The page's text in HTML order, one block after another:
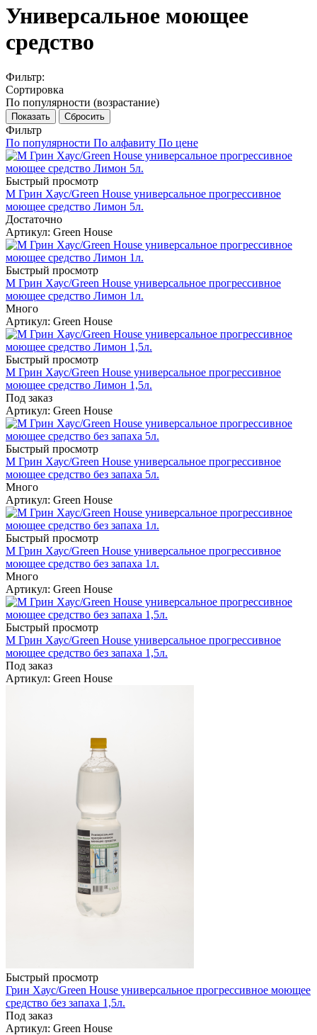
Универсальное моющее
средство
Фильтр:
Сортировка
По популярности (возрастание)
Показать Сбросить
Фильтр
По популярности По алфавиту По цене
Быстрый просмотр
М Грин Хаус/Green House универсальное прогрессивное
моющее средство Лимон 5л.
Достаточно
Артикул: Green House
Быстрый просмотр
М Грин Хаус/Green House универсальное прогрессивное
моющее средство Лимон 1л.
Много
Артикул: Green House
Быстрый просмотр
М Грин Хаус/Green House универсальное прогрессивное
моющее средство Лимон 1,5л.
Под заказ
Артикул: Green House
Быстрый просмотр
М Грин Хаус/Green House универсальное прогрессивное
моющее средство без запаха 5л.
Много
Артикул: Green House
Быстрый просмотр
М Грин Хаус/Green House универсальное прогрессивное
моющее средство без запаха 1л.
Много
Артикул: Green House
Быстрый просмотр
М Грин Хаус/Green House универсальное прогрессивное
моющее средство без запаха 1,5л.
Под заказ
Артикул: Green House
Быстрый просмотр
Грин Хаус/Green House универсальное прогрессивное моющее
средство без запаха 1,5л.
Под заказ
Артикул: Green House